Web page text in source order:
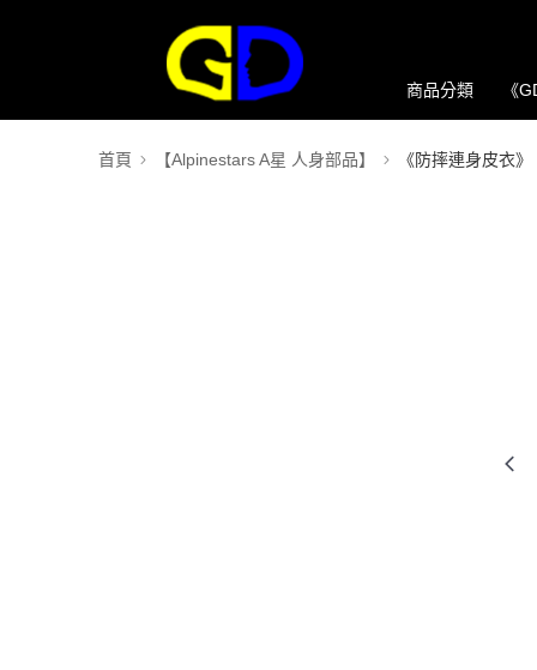
商品分類 《
首頁 【Alpinestars A星 人身部品】 《防摔連身皮衣》